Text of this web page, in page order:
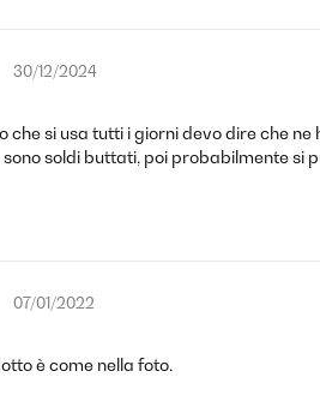
30/12/2024
che si usa tutti i giorni devo dire che
soldi buttati, poi probabilmente si
07/01/2022
è come nella foto.